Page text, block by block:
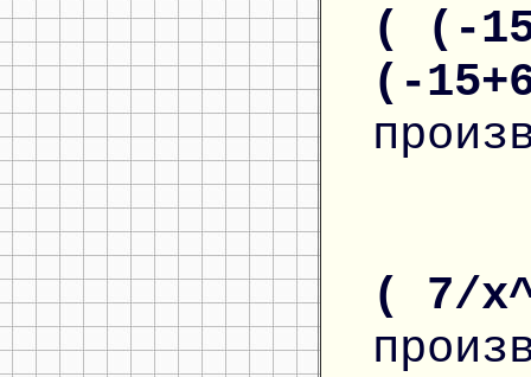
( (-
(-
( 7/